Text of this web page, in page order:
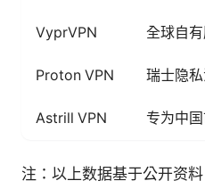
VyprVPN 全球自
Proton VPN 瑞士隐
Astrill VPN 专为中
注：以上数据基于公开资